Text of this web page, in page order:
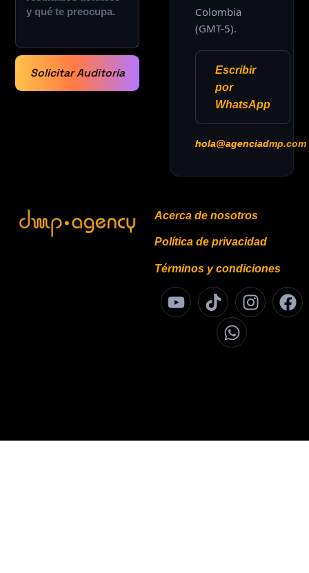
Solicitar Auditoría
Colombia
(GMT-5).
Escribir
por
WhatsApp
hola@agenciadmp.com
Acerca de nosotros
Política de privacidad
Términos y condiciones